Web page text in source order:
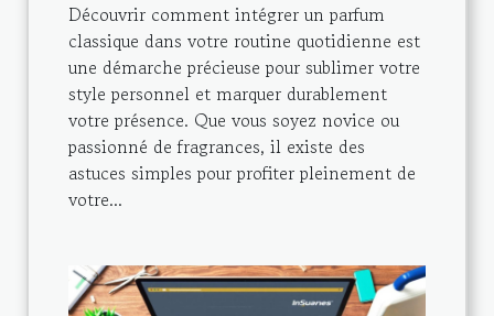
Découvrir comment intégrer un parfum
classique dans votre routine quotidienne est
une démarche précieuse pour sublimer votre
style personnel et marquer durablement
votre présence. Que vous soyez novice ou
passionné de fragrances, il existe des
astuces simples pour profiter pleinement de
votre...